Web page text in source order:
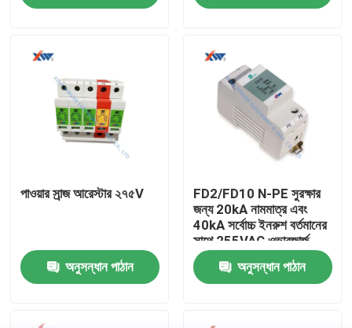
VR প্রদর্শন
আমাদের সম্পর্কে
মান নিয়ন্ত্রণ
পাওয়ার সার্‍জ আরেস্টার ২৭৫V
অনুসন্ধান পাঠান
FD2/FD10 N-PE সুরক্ষার
জন্য 20kA নামমাত্র এবং
40kA সর্বোচ্চ ইনরুশ বর্তমানের
সাথে 255VAC ওভারজার্জ
সুরক্ষা ডিভাইস
অনুসন্ধান পাঠান